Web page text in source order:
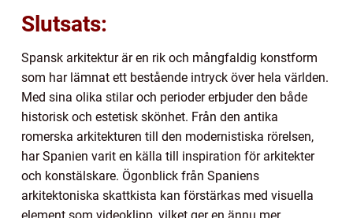
Slutsats:
Spansk arkitektur är en rik och mångfaldig konstform
som har lämnat ett bestående intryck över hela världen.
Med sina olika stilar och perioder erbjuder den både
historisk och estetisk skönhet. Från den antika
romerska arkitekturen till den modernistiska rörelsen,
har Spanien varit en källa till inspiration för arkitekter
och konstälskare. Ögonblick från Spaniens
arkitektoniska skattkista kan förstärkas med visuella